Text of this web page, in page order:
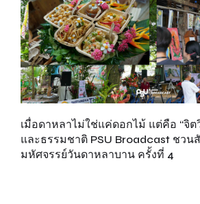
เมื่อดาหลาไม่ใช่แค่ดอกไม้ แต่คือ “จิ
และธรรมชาติ PSU Broadcast ชวน
มหัศจรรย์วันดาหลาบาน ครั้งที่ 4